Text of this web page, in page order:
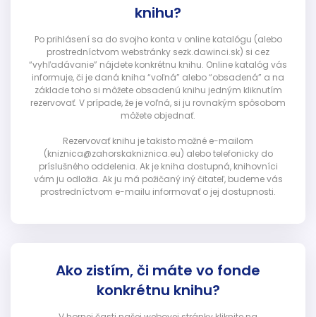
knihu?
Po prihlásení sa do svojho konta v online katalógu (alebo
prostredníctvom webstránky sezk.dawinci.sk) si cez
“vyhľadávanie” nájdete konkrétnu knihu. Online katalóg vás
informuje, či je daná kniha “voľná” alebo “obsadená” a na
základe toho si môžete obsadenú knihu jedným kliknutím
rezervovať. V prípade, že je voľná, si ju rovnakým spôsobom
môžete objednať.
Rezervovať knihu je takisto možné e-mailom
(kniznica@zahorskakniznica.eu) alebo telefonicky do
príslušného oddelenia. Ak je kniha dostupná, knihovníci
vám ju odložia. Ak ju má požičaný iný čitateľ, budeme vás
prostredníctvom e-mailu informovať o jej dostupnosti.
Ako zistím, či máte vo fonde
konkrétnu knihu?